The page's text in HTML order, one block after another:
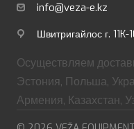
info@veza-e.kz
Швитригайлос г.
Осуществляем
Эстония, Польша,
Армения, Казахстан,